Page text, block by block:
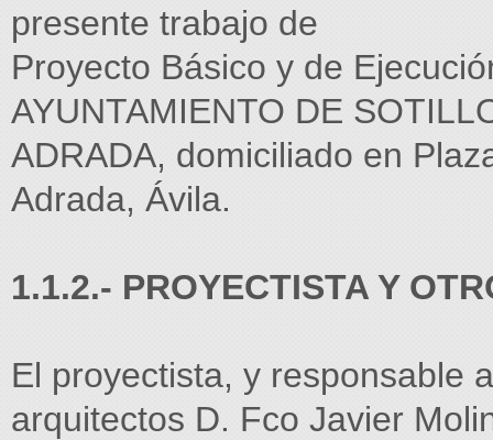
presente trabajo de
Proyecto Básico y de
AYUNTAMIENTO DE
ADRADA, domiciliado en
Adrada, Ávila.
1.1.2.- PROYECTISTA Y
El proyectista, y responsable
arquitectos D. Fco Javier